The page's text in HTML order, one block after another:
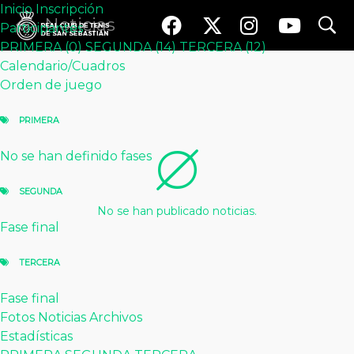
search
search
InicioInscripciónParticipantes
PRIMERA (0)
Calendario / Cuadros
PRIMERA
SEGUNDA
TERCERA
Noticias Archivos Estadísticas
PRIMERA
InicioInscripción
Participantes
PRIMERA (0) SEGUNDA (14) TERCERA (12)
Calendario/Cuadros
Orden de juego
PRIMERA
No se han definido fases
SEGUNDA
Fase final
TERCERA
Fase final
Fotos Noticias Archivos
Estadísticas
Información y novedades del
torneo.
Noticias
No se han publicado noticias.